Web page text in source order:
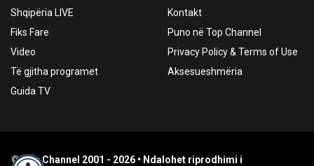
Shqipëria LIVE
Fiks Fare
Video
Të gjitha programet
Guida TV
Kontakt
Puno në Top Channel
Privacy Policy & Terms of Use
Aksesueshmëria
© Top Channel 2001 - 2026 • Ndalohet riprodhimi i